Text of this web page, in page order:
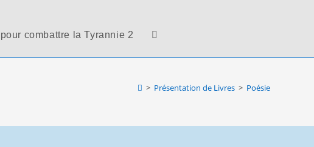
combattre la Tyrannie 2
search
> Présentation de Livres > Poésie